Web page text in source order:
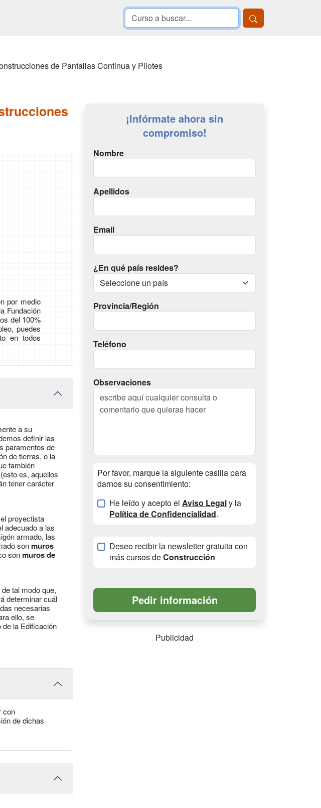
de Pantallas Continua y Pilotes
por medio
Fundación
del 100%
puedes
en todos
a su
definir las
paramentos de
de tierras, o la
también
(esto es, aquellos
tener carácter
proyectista
adecuado a las
armado, las
sonmuros
sonmuros de
tal modo que,
determinar cuál
necesarias
ello, se
de la Edificación
con
de dichas
¡Infórmate ahora sin
compromiso!
Nombre
Apellidos
Email
¿En qué país resides?
Provincia/Región
Teléfono
Observaciones
Por favor, marque la siguiente casilla para
darnos su consentimiento:
He leído y acepto el Aviso Legaly la
Política de Confidencialidad.
Deseo recibir la newsletter gratuita con
más cursos deConstrucción
Publicidad